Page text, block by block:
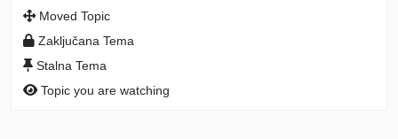
Moved Topic
Zaključana Tema
Stalna Tema
Topic you are watching